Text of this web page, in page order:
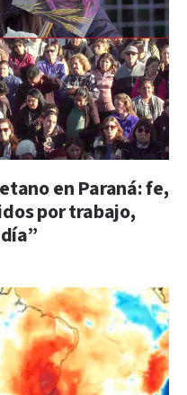
en Paraná: fe,
por trabajo,